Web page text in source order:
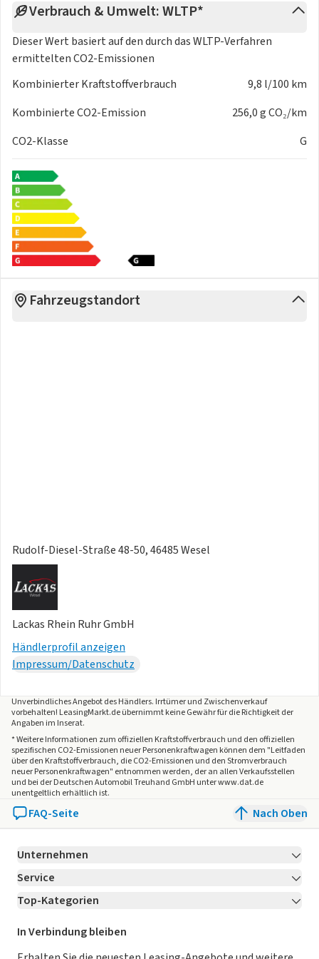
Verbrauch & Umwelt: WLTP*
Dieser Wert basiert auf den durch dasWLTP-Verfahren
ermittelten CO2-Emissionen
Kombinierter Kraftstoffverbrauch
9,8 l/100 km
Kombinierte CO2-Emission
256,0 g CO₂/km
CO2-Klasse
G
Fahrzeugstandort
Rudolf-Diesel-Straße 48-50, 46485 Wesel
Lackas Rhein Ruhr GmbH
Händlerprofil anzeigen
Impressum/Datenschutz
Unverbindliches Angebot desHändlers. Irrtümer und Zwischenverkauf
vorbehalten! LeasingMarkt.de übernimmt keine Gewähr für die Richtigkeit der
Angaben im Inserat.
* Weitere Informationen zum offiziellen Kraftstoffverbrauch und den offiziellen
spezifischen CO2-Emissionen neuer Personenkraftwagen können dem "Leitfaden
über den Kraftstoffverbrauch, die CO2-Emissionen und den Stromverbrauch
neuer Personenkraftwagen" entnommen werden, der an allen Verkaufsstellen
und bei der Deutschen Automobil Treuhand GmbH unter www.dat.de
unentgeltlich erhältlich ist.
FAQ-Seite Nach Oben
Unternehmen
Über LeasingMarkt.de
Karriere Jetzt bewerben!
Für Händler
Service
Kontakt
Ratgeber
Magazin
Top-Kategorien
Leasing Deals
Gebrauchtwagen Leasing
In Verbindung bleiben